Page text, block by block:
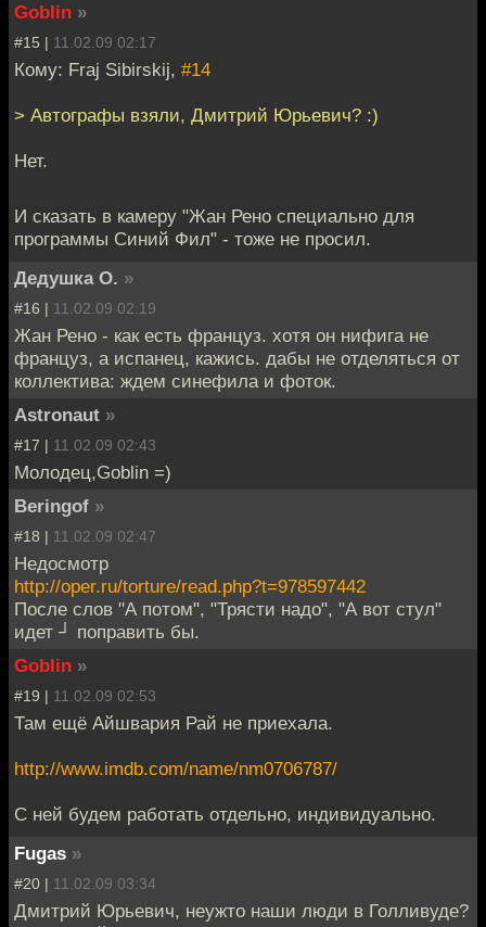
Goblin »
#15 | 11.02.09 02:17
Кому: Fraj Sibirskij, #14
> Автографы взяли, Дмитрий Юрьевич? :)
Нет.
И сказать в камеру "Жан Рено специально для
программы Синий Фил" - тоже не просил.
Дедушка О. »
#16 | 11.02.09 02:19
Жан Рено - как есть француз. хотя он нифига не
француз, а испанец, кажись. дабы не отделяться от
коллектива: ждем синефила и фоток.
Astronaut »
#17 | 11.02.09 02:43
Молодец,Goblin =)
Beringof »
#18 | 11.02.09 02:47
Недосмотр
http://oper.ru/torture/read.php?t=978597442
После слов "А потом", "Трясти надо", "А вот стул"
идет ┘ поправить бы.
Goblin »
#19 | 11.02.09 02:53
Там ещё Айшвария Рай не приехала.
http://www.imdb.com/name/nm0706787/
С ней будем работать отдельно, индивидуально.
Fugas »
#20 | 11.02.09 03:34
Дмитрий Юрьевич, неужто наши люди в Голливуде?